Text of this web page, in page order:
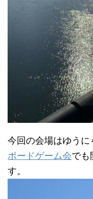
今回の会場はゆうに
ボードゲーム会でも
す。